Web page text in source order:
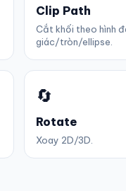
Clip Path
Cắt khối theo hình
giác/tròn/ellipse.
🔄
Rotate
Xoay 2D/3D.